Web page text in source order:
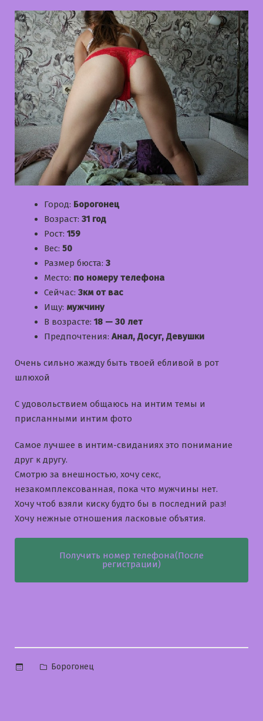
Город: Борогонец
Возраст: 31 год
Рост: 159
Вес: 50
Размер бюста: 3
Место: по номеру телефона
Сейчас: 3км от вас
Ищу: мужчину
В возрасте: 18 — 30 лет
Предпочтения: Анал, Досуг, Девушки
Очень сильно жажду быть твоей ебливой в рот
шлюхой
С удовольствием общаюсь на интим темы и
приcланными интим фото
Самое лучшее в интим-свиданиях это понимание
друг к другу.
Смотрю за внешностью, хочу секс,
незакомплексованная, пока что мужчины нет.
Хочу чтоб взяли киску будто бы в последний раз!
Хочу нежные отношения ласковые объятия.
Получить номер телефона(После
регистрации)
Опубликовано
Борогонец